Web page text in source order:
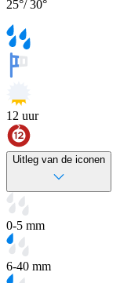
25°/30°
12 uur
Uitleg van de iconen
0-5 mm
6-40 mm